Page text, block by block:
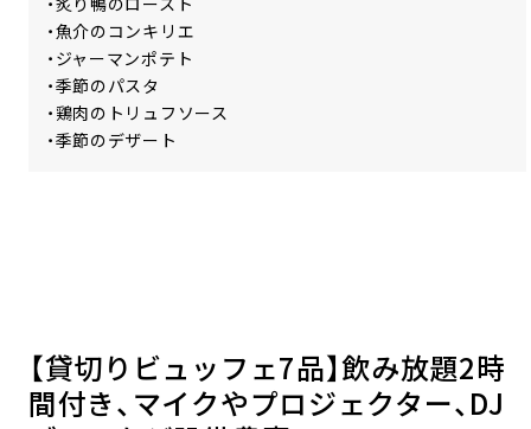
・魚介のコンキリエ
・ジャーマンポテト
・季節のパスタ
・鶏肉のトリュフソース
・季節のデザート
【貸切りビュッフェ7品】飲み放題2時
間付き、マイクやプロジェクター、DJ